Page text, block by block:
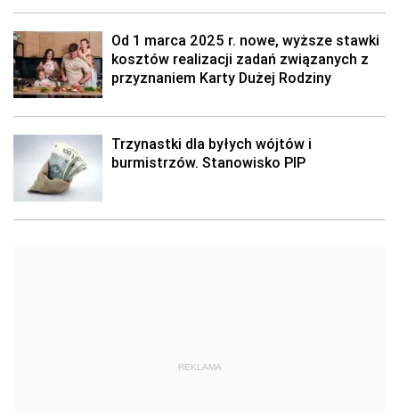
Od 1 marca 2025 r. nowe, wyższe stawki
kosztów realizacji zadań związanych z
przyznaniem Karty Dużej Rodziny
Trzynastki dla byłych wójtów i
burmistrzów. Stanowisko PIP
REKLAMA